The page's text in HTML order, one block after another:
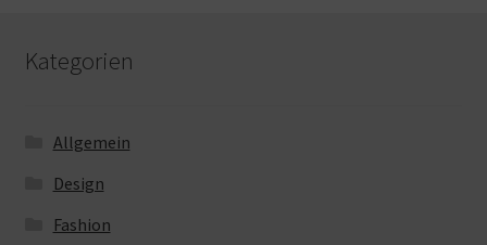
Kategorien
Allgemein
Design
Fashion